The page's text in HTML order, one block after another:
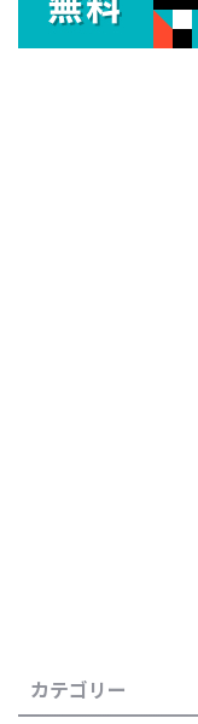
カテゴリー